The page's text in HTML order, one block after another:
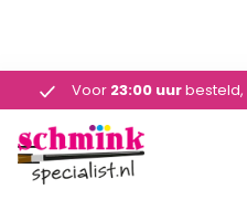
Voor 23:00 uurbesteld,
23:00 uur